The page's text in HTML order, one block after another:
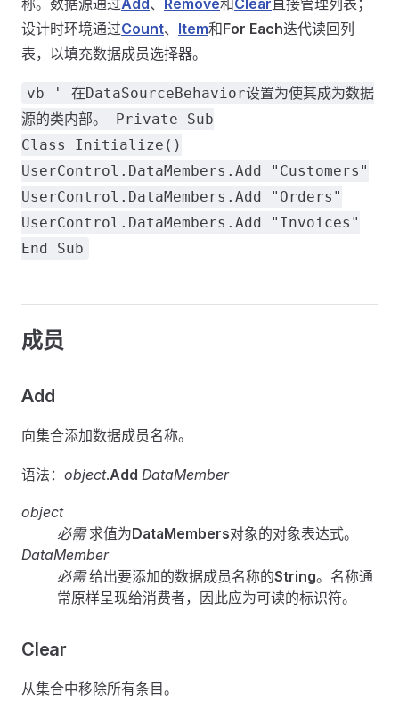
称。数据源通过Add、 Remove和Clear直接管理列表；
设计时环境通过Count、 Item和For Each迭代读回列
表，以填充数据成员选择器。
vb ' 在DataSourceBehavior设置为使其成为数据
源的类内部。 Private Sub
Class_Initialize()
UserControl.DataMembers.Add "Customers"
UserControl.DataMembers.Add "Orders"
UserControl.DataMembers.Add "Invoices"
End Sub
成员
Add
向集合添加数据成员名称。
语法： object.Add DataMember
object
必需求值为DataMembers对象的对象表达式。
DataMember
必需给出要添加的数据成员名称的String。名称通
常原样呈现给消费者，因此应为可读的标识符。
Clear
从集合中移除所有条目。